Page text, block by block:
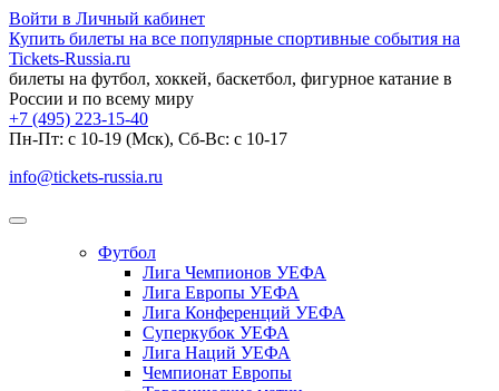
Войти в Личный кабинет
Купить билеты на все популярные спортивные события на
Tickets-Russia.ru
билеты на футбол, хоккей, баскетбол, фигурное катание в
России и по всему миру
+7 (495) 223-15-40
Пн-Пт: c 10-19 (Мск), Сб-Вс: с 10-17
info@tickets-russia.ru
Футбол
Лига Чемпионов УЕФА
Лига Европы УЕФА
Лига Конференций УЕФА
Суперкубок УЕФА
Лига Наций УЕФА
Чемпионат Европы